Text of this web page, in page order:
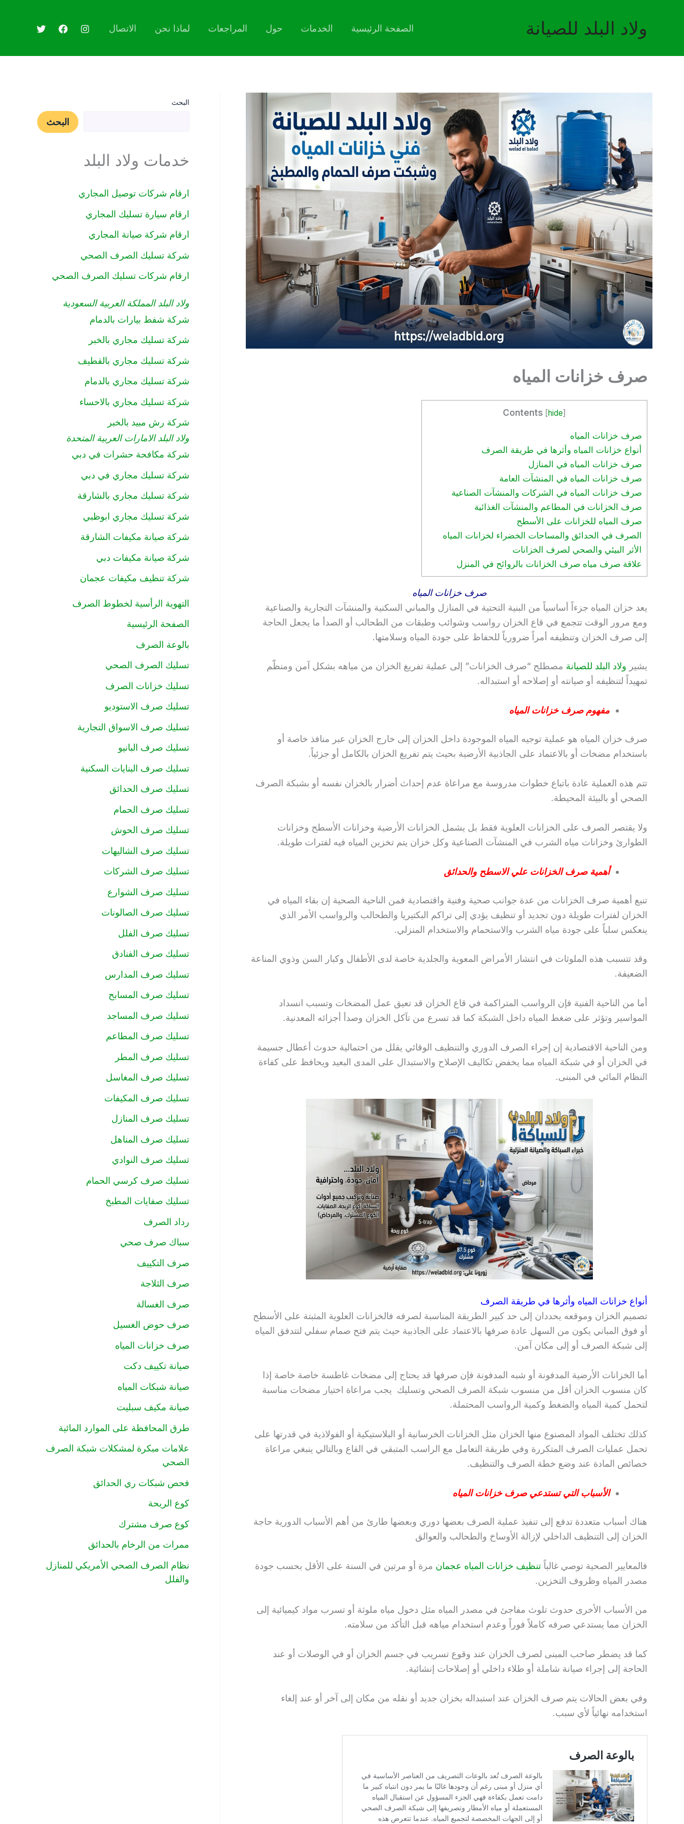
ولاد البلد للصيانة الصفحة الرئيسية الخدمات حول المراجعات لماذا نحن الاتصال
صرف خزانات المياه
Contents [hide]
صرف خزانات المياه
أنواع خزانات المياه وأثرها في طريقة الصرف
صرف خزانات المياه في المنازل
صرف خزانات المياه في المنشآت العامة
صرف خزانات المياه في الشركات والمنشآت الصناعية
صرف الخزانات في المطاعم والمنشآت الغذائية
صرف المياه للخزانات على الأسطح
الصرف في الحدائق والمساحات الخضراء لخزانات المياه
الأثر البيئي والصحي لصرف الخزانات
علاقة صرف مياه صرف الخزانات بالروائح في المنزل
صرف خزانات المياه
يعد خزان المياه جزءاً أساسياً من البنية التحتية في المنازل والمباني السكنية والمنشآت التجارية والصناعية
ومع مرور الوقت تتجمع في قاع الخزان رواسب وشوائب وطبقات من الطحالب أو الصدأ ما يجعل الحاجة
إلى صرف الخزان وتنظيفه أمراً ضرورياً للحفاظ على جودة المياه وسلامتها.
يشير ولاد البلد للصيانة مصطلح “صرف الخزانات” إلى عملية تفريغ الخزان من مياهه بشكل آمن ومنظّم
تمهيداً لتنظيفه أو صيانته أو إصلاحه أو استبداله.
مفهوم صرف خزانات المياه
صرف خزان المياه هو عملية توجيه المياه الموجودة داخل الخزان إلى خارج الخزان عبر منافذ خاصة أو
باستخدام مضخات أو بالاعتماد على الجاذبية الأرضية بحيث يتم تفريغ الخزان بالكامل أو جزئياً.
تتم هذه العملية عادة باتباع خطوات مدروسة مع مراعاة عدم إحداث أضرار بالخزان نفسه أو بشبكة الصرف
الصحي أو بالبيئة المحيطة.
ولا يقتصر الصرف على الخزانات العلوية فقط بل يشمل الخزانات الأرضية وخزانات الأسطح وخزانات
الطوارئ وخزانات مياه الشرب في المنشآت الصناعية وكل خزان يتم تخزين المياه فيه لفترات طويلة.
أهمية صرف الخزانات علي الاسطح والحدائق
تنبع أهمية صرف الخزانات من عدة جوانب صحية وفنية واقتصادية فمن الناحية الصحية إن بقاء المياه في
الخزان لفترات طويلة دون تجديد أو تنظيف يؤدي إلى تراكم البكتيريا والطحالب والرواسب الأمر الذي
ينعكس سلباً على جودة مياه الشرب والاستحمام والاستخدام المنزلي.
وقد تتسبب هذه الملوثات في انتشار الأمراض المعوية والجلدية خاصة لدى الأطفال وكبار السن وذوي المناعة
الضعيفة.
أما من الناحية الفنية فإن الرواسب المتراكمة في قاع الخزان قد تعيق عمل المضخات وتسبب انسداد
المواسير وتؤثر على ضغط المياه داخل الشبكة كما قد تسرع من تآكل الخزان وصدأ أجزائه المعدنية.
ومن الناحية الاقتصادية إن إجراء الصرف الدوري والتنظيف الوقائي يقلل من احتمالية حدوث أعطال جسيمة
في الخزان أو في شبكة المياه مما يخفض تكاليف الإصلاح والاستبدال على المدى البعيد ويحافظ على كفاءة
النظام المائي في المبنى.
أنواع خزانات المياه وأثرها في طريقة الصرف
تصميم الخزان وموقعه يحددان إلى حد كبير الطريقة المناسبة لصرفه فالخزانات العلوية المثبتة على الأسطح
أو فوق المباني يكون من السهل عادة صرفها بالاعتماد على الجاذبية حيث يتم فتح صمام سفلي لتتدفق المياه
إلى شبكة الصرف أو إلى مكان آمن.
أما الخزانات الأرضية المدفونة أو شبه المدفونة فإن صرفها قد يحتاج إلى مضخات غاطسة خاصة خاصة إذا
كان منسوب الخزان أقل من منسوب شبكة الصرف الصحي وتسليك يجب مراعاة اختيار مضخات مناسبة
لتحمل كمية المياه والضغط وكمية الرواسب المحتملة.
كذلك تختلف المواد المصنوع منها الخزان مثل الخزانات الخرسانية أو البلاستيكية أو الفولاذية في قدرتها على
تحمل عمليات الصرف المتكررة وفي طريقة التعامل مع الراسب المتبقي في القاع وبالتالي ينبغي مراعاة
خصائص المادة عند وضع خطة الصرف والتنظيف.
الأسباب التي تستدعي صرف خزانات المياه
هناك أسباب متعددة تدفع إلى تنفيذ عملية الصرف بعضها دوري وبعضها طارئ من أهم الأسباب الدورية حاجة
الخزان إلى التنظيف الداخلي لإزالة الأوساخ والطحالب والعوالق
فالمعايير الصحية توصي غالباً تنظيف خزانات المياه عجمان مرة أو مرتين في السنة على الأقل بحسب جودة
مصدر المياه وظروف التخزين.
من الأسباب الأخرى حدوث تلوث مفاجئ في مصدر المياه مثل دخول مياه ملوثة أو تسرب مواد كيميائية إلى
الخزان مما يستدعي صرفه كاملاً فوراً وعدم استخدام مياهه قبل التأكد من سلامته.
كما قد يضطر صاحب المبنى لصرف الخزان عند وقوع تسريب في جسم الخزان أو في الوصلات أو عند
الحاجة إلى إجراء صيانة شاملة أو طلاء داخلي أو إصلاحات إنشائية.
وفي بعض الحالات يتم صرف الخزان عند استبداله بخزان جديد أو نقله من مكان إلى آخر أو عند إلغاء
استخدامه نهائياً لأي سبب.
البحث
البحث
خدمات ولاد البلد
ارقام شركات توصيل المجاري
ارقام سيارة تسليك المجاري
ارقام شركة صيانة المجاري
شركة تسليك الصرف الصحي
ارقام شركات تسليك الصرف الصحي
ولاد البلد المملكة العربية السعودية
شركة شفط بيارات بالدمام
شركة تسليك مجاري بالخبر
شركة تسليك مجاري بالقطيف
شركة تسليك مجاري بالدمام
شركة تسليك مجاري بالاحساء
شركة رش مبيد بالخبر
ولاد البلد الامارات العربية المتحدة
شركة مكافحة حشرات في دبي
شركة تسليك مجاري في دبي
شركة تسليك مجاري بالشارقة
شركة تسليك مجاري ابوظبي
شركة صيانة مكيفات الشارقة
شركة صيانة مكيفات دبي
شركة تنظيف مكيفات عجمان
التهوية الرأسية لخطوط الصرف
الصفحة الرئيسية
بالوعة الصرف
تسليك الصرف الصحي
تسليك خزانات الصرف
تسليك صرف الاستوديو
تسليك صرف الاسواق التجارية
تسليك صرف البانيو
تسليك صرف البنايات السكنية
تسليك صرف الحدائق
تسليك صرف الحمام
تسليك صرف الحوش
تسليك صرف الشاليهات
تسليك صرف الشركات
تسليك صرف الشوارع
تسليك صرف الصالونات
تسليك صرف الفلل
تسليك صرف الفنادق
تسليك صرف المدارس
تسليك صرف المسابح
تسليك صرف المساجد
تسليك صرف المطاعم
تسليك صرف المطر
تسليك صرف المغاسل
تسليك صرف المكيفات
تسليك صرف المنازل
تسليك صرف المناهل
تسليك صرف النوادي
تسليك صرف كرسي الحمام
تسليك صفايات المطبخ
رداد الصرف
سباك صرف صحي
صرف التكييف
صرف الثلاجة
صرف الغسالة
صرف حوض الغسيل
صرف خزانات المياه
صيانة تكييف دكت
صيانة شبكات المياه
صيانة مكيف سبليت
طرق المحافظة على الموارد المائية
علامات مبكرة لمشكلات شبكة الصرف
الصحي
فحص شبكات ري الحدائق
كوع الريحة
كوع صرف مشترك
ممرات من الرخام بالحدائق
نظام الصرف الصحي الأمريكي للمنازل
والفلل